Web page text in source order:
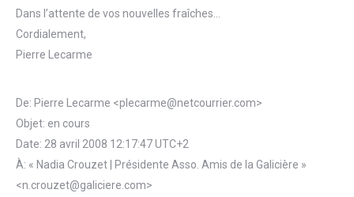
Dans l’attente de vos nouvelles fraîches…
Cordialement,
Pierre Lecarme
De: Pierre Lecarme <plecarme@netcourrier.com>
Objet: en cours
Date: 28 avril 2008 12:17:47 UTC+2
À: « Nadia Crouzet | Présidente Asso. Amis de la Galicière »
<n.crouzet@galiciere.com>